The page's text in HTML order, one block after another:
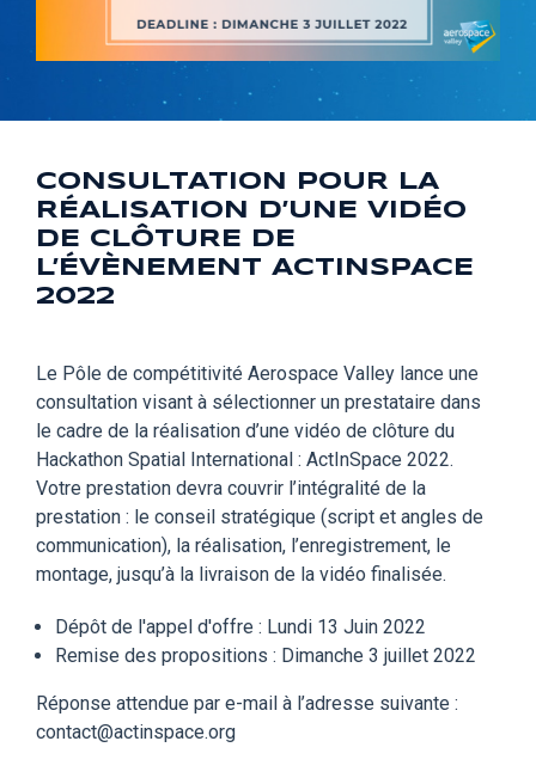
CONSULTATION POUR LA
RÉALISATION D’UNE VIDÉO
DE CLÔTURE DE
L’ÉVÈNEMENT ACTINSPACE
2022
Le Pôle de compétitivité Aerospace Valley lance une
consultation visant à sélectionner un prestataire dans
le cadre de la réalisation d’une vidéo de clôture du
Hackathon Spatial International : ActInSpace 2022.
Votre prestation devra couvrir l’intégralité de la
prestation : le conseil stratégique (script et angles de
communication), la réalisation, l’enregistrement, le
montage, jusqu’à la livraison de la vidéo finalisée.
Dépôt de l'appel d'offre : Lundi 13 Juin 2022
Remise des propositions : Dimanche 3 juillet 2022
Réponse attendue par e-mail à l’adresse suivante :
contact@actinspace.org